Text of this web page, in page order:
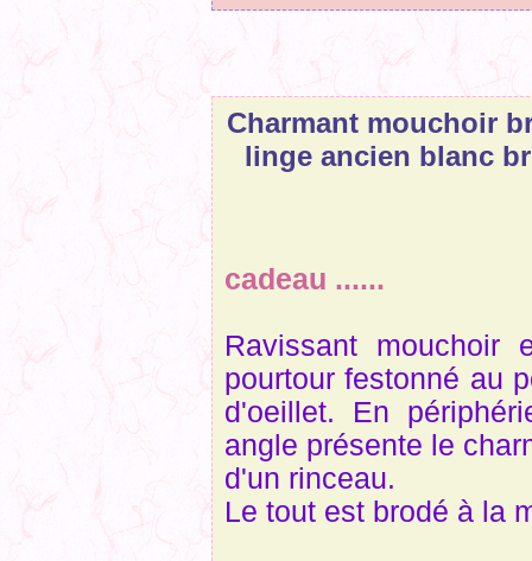
Charmant mouchoir
linge ancien blanc
cadeau ......
Ravissant
pourtour festonné au
d'oeillet. En
angle présente le
d'un rinceau.
Le tout est brodé à la